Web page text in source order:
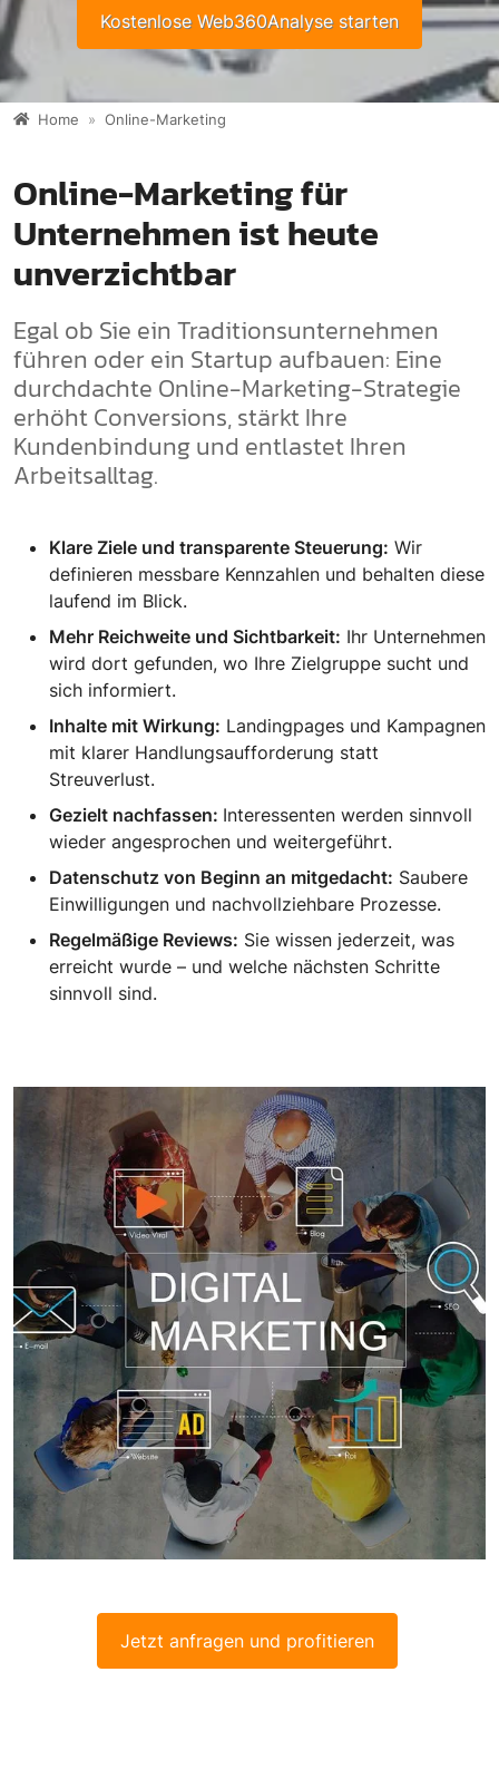
Kostenlose Web360Analyse starten
Home Online-Marketing
Online-Marketing für
Unternehmen ist heute
unverzichtbar
Egal ob Sie ein Traditionsunternehmen
führen oder ein Startup aufbauen: Eine
durchdachte Online-Marketing-Strategie
erhöht Conversions, stärkt Ihre
Kundenbindung und entlastet Ihren
Arbeitsalltag.
Klare Ziele und transparente Steuerung: Wir
definieren messbare Kennzahlen und behalten diese
laufend im Blick.
Mehr Reichweite und Sichtbarkeit: Ihr Unternehmen
wird dort gefunden, wo Ihre Zielgruppe sucht und
sich informiert.
Inhalte mit Wirkung: Landingpages und Kampagnen
mit klarer Handlungsaufforderung statt
Streuverlust.
Gezielt nachfassen: Interessenten werden sinnvoll
wieder angesprochen und weitergeführt.
Datenschutz von Beginn an mitgedacht: Saubere
Einwilligungen und nachvollziehbare Prozesse.
Regelmäßige Reviews: Sie wissen jederzeit, was
erreicht wurde – und welche nächsten Schritte
sinnvoll sind.
Jetzt anfragen und profitieren